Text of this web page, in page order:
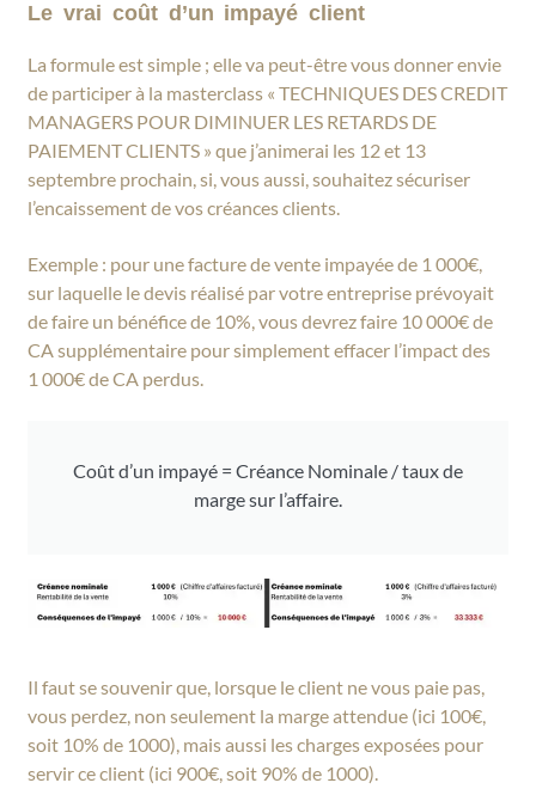
Le vrai coût d’un impayé client
La formule est simple ; elle va peut-être vous donner envie
de participer à la masterclass « TECHNIQUES DES CREDIT
MANAGERS POUR DIMINUER LES RETARDS DE
PAIEMENT CLIENTS » que j’animerai les 12 et 13
septembre prochain, si, vous aussi, souhaitez sécuriser
l’encaissement de vos créances clients.
Exemple : pour une facture de vente impayée de 1 000€,
sur laquelle le devis réalisé par votre entreprise prévoyait
de faire un bénéfice de 10%, vous devrez faire 10 000€ de
CA supplémentaire pour simplement effacer l’impact des
1 000€ de CA perdus.
Coût d’un impayé = Créance Nominale / taux de
marge sur l’affaire.
Il faut se souvenir que, lorsque le client ne vous paie pas,
vous perdez, non seulement la marge attendue (ici 100€,
soit 10% de 1000), mais aussi les charges exposées pour
servir ce client (ici 900€, soit 90% de 1000).